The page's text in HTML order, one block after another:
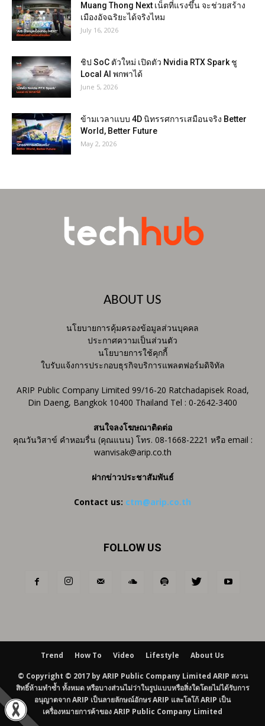
Muang Thong Next เน็ตที่แรงขึ้น จะช่วยสร้าง
เมืองอัจฉริยะได้จริงไหม
July 16, 2026
ชิป SoC ตัวใหม่ เปิดตัว Nvidia RTX Spark ชู
Local AI พกพาได้
June 5, 2026
ข้ามเวลาแบบ 4D นิทรรศการเสมือนจริง Better
World, Better Future
May 2, 2026
ABOUT US
นโยบายการคุ้มครองข้อมูลส่วนบุคคล
ประกาศความเป็นส่วนตัว
นโยบายการใช้คุกกี้
ใบรับแจ้งการประกอบธุรกิจบริการแพลตฟอร์มดิจิทัล
ARIP Public Company Limited 99/16-20 Ratchadapisek Road,
Din Daeng, Bangkok 10400 Thailand Tel : 0-2642-3400
สนใจลงโฆษณาติดต่อ
คุณวันวิสาข์ คำหอมรื่น (คุณแนน) โทร. 08-1668-2221 หรือ email :
wanvisak@arip.co.th
ฝากข่าวประชาสัมพันธ์
Contact us: ctm@arip.co.th
FOLLOW US
Trend How To Video Lifestyle About Us
© Copyright © 2017 by ARIP Public Company Limited ARIP สงวน
สิทธิ์ห้ามทำซ้ำ ทั้งหมด หรือบางส่วนไม่ว่าในรูปแบบหรือสิ่งใดโดยไม่ได้รับการ
อนุญาตจาก ARIP เป็นลายลักษณ์อักษร ARIP และโลโก้ ARIP เป็น
เครื่องหมายการค้าของ ARIP Public Company Limited